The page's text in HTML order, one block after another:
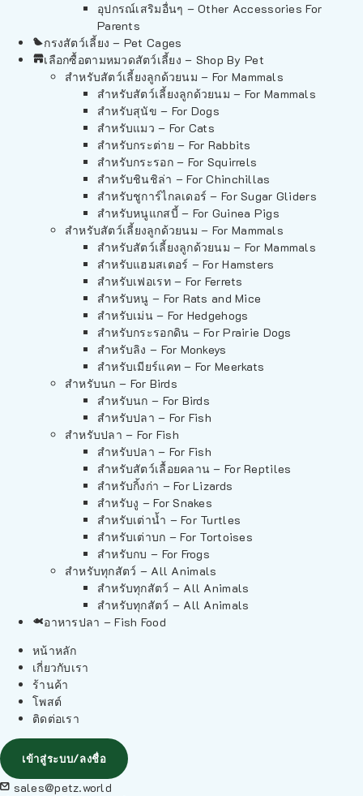
อุปกรณ์เสริมอื่นๆ – Other Accessories For
Parents
กรงสัตว์เลี้ยง – Pet Cages
เลือกซื้อตามหมวดสัตว์เลี้ยง – Shop By Pet
สำหรับสัตว์เลี้ยงลูกด้วยนม – For Mammals
สำหรับสัตว์เลี้ยงลูกด้วยนม – For Mammals
สำหรับสุนัข – For Dogs
สำหรับแมว – For Cats
สำหรับกระต่าย – For Rabbits
สำหรับกระรอก – For Squirrels
สำหรับชินชิล่า – For Chinchillas
สำหรับชูการ์ไกลเดอร์ – For Sugar Gliders
สำหรับหนูแกสบี้ – For Guinea Pigs
สำหรับสัตว์เลี้ยงลูกด้วยนม – For Mammals
สำหรับสัตว์เลี้ยงลูกด้วยนม – For Mammals
สำหรับแฮมสเตอร์ – For Hamsters
สำหรับเฟอเรท – For Ferrets
สำหรับหนู – For Rats and Mice
สำหรับเม่น – For Hedgehogs
สำหรับกระรอกดิน – For Prairie Dogs
สำหรับลิง – For Monkeys
สำหรับเมียร์แคท – For Meerkats
สำหรับนก – For Birds
สำหรับนก – For Birds
สำหรับปลา – For Fish
สำหรับปลา – For Fish
สำหรับปลา – For Fish
สำหรับสัตว์เลื้อยคลาน – For Reptiles
สำหรับกิ้งก่า – For Lizards
สำหรับงู – For Snakes
สำหรับเต่าน้ำ – For Turtles
สำหรับเต่าบก – For Tortoises
สำหรับกบ – For Frogs
สำหรับทุกสัตว์ – All Animals
สำหรับทุกสัตว์ – All Animals
สำหรับทุกสัตว์ – All Animals
อาหารปลา – Fish Food
หน้าหลัก
เกี่ยวกับเรา
ร้านค้า
โพสต์
ติดต่อเรา
เข้าสู่ระบบ/ลงชื่อ
sales@petz.world